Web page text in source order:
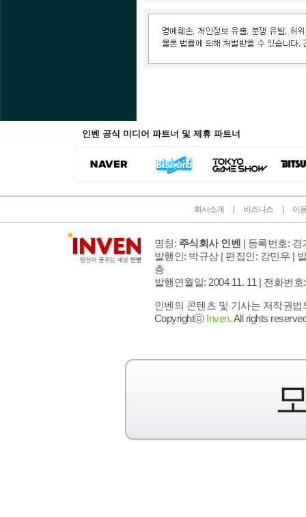
인벤 공식 미디어 파트너 및 제휴 파트너
회사소개 비즈니스 이
명칭: 주식회사 인벤 | 등록번호: 경
발행인: 박규상 | 편집인: 강민우 |
층
발행연월일: 2004 11. 11 | 전화번호
인벤의 콘텐츠 및 기사는 저작권
Copyrightⓒ Inven.All rights